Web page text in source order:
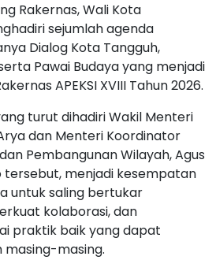
Rakernas, Wali Kota
sejumlah agenda
Dialog Kota Tangguh,
Pawai Budaya yang menjadi
APEKSI XVIII Tahun 2026.
turut dihadiri Wakil Menteri
dan Menteri Koordinator
Pembangunan Wilayah, Agus
tersebut, menjadi kesempatan
untuk saling bertukar
kolaborasi, dan
praktik baik yang dapat
masing.